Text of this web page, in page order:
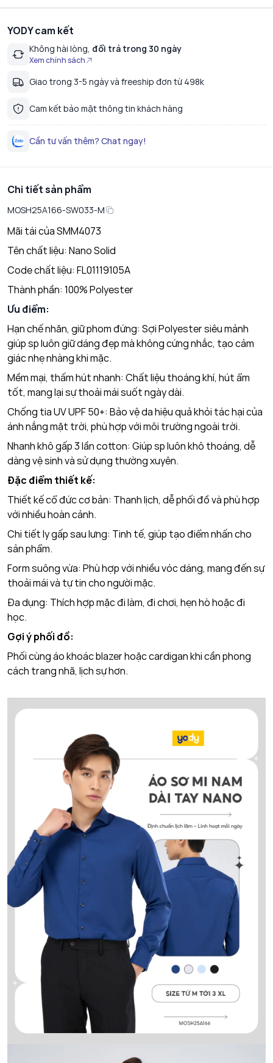
YODY cam kết
Không hài lòng, đổi trả trong 30 ngày
Xem chính sách
Giao trong 3-5 ngày và freeship đơn từ 498k
Cam kết bảo mật thông tin khách hàng
Cần tư vấn thêm? Chat ngay!
Chi tiết sản phẩm
MOSH25A166-SW033-M
Mãi tái của SMM4073
Tên chất liệu: Nano Solid
Code chất liệu: FL01119105A
Thành phần: 100% Polyester
Ưu điểm:
Hạn chế nhăn, giữ phom đứng: Sợi Polyester siêu mảnh
giúp sp luôn giữ dáng đẹp mà không cứng nhắc, tạo cảm
giác nhẹ nhàng khi mặc.
Mềm mại, thấm hút nhanh: Chất liệu thoáng khí, hút ẩm
tốt, mang lại sự thoải mái suốt ngày dài.
Chống tia UV UPF 50+: Bảo vệ da hiệu quả khỏi tác hại của
ánh nắng mặt trời, phù hợp với môi trường ngoài trời.
Nhanh khô gấp 3 lần cotton: Giúp sp luôn khô thoáng, dễ
dàng vệ sinh và sử dụng thường xuyên.
Đặc điểm thiết kế:
Thiết kế cổ đức cơ bản: Thanh lịch, dễ phối đồ và phù hợp
với nhiều hoàn cảnh.
Chi tiết ly gấp sau lưng: Tinh tế, giúp tạo điểm nhấn cho
sản phẩm.
Form suông vừa: Phù hợp với nhiều vóc dáng, mang đến sự
thoải mái và tự tin cho người mặc.
Đa dụng: Thích hợp mặc đi làm, đi chơi, hẹn hò hoặc đi
học.
Gợi ý phối đồ:
Phối cùng áo khoác blazer hoặc cardigan khi cần phong
cách trang nhã, lịch sự hơn.